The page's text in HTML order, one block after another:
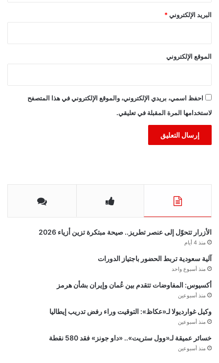
البريد الإلكتروني *
الموقع الإلكتروني
احفظ اسمي، بريدي الإلكتروني، والموقع الإلكتروني في هذا المتصفح
لاستخدامها المرة المقبلة في تعليقي.
الأزرار تتحوّل إلى عنصر تطريز.. صيحة مبتكرة تزين أزياء 2026
منذ 4 أيام
آلية سعودية تربط الحضور باجتياز الدورات
منذ أسبوع واحد
أكسيوس: المفاوضات تتقدم بين عُمان وإيران بشأن هرمز
منذ أسبوعين
وكيل غوارديولا لـ«عكاظ»: التوقيت وراء رفض تدريب إيطاليا
منذ أسبوعين
خسائر عميقة لـ«وول ستريت».. «داو جونز» فقد 580 نقطة
منذ أسبوعين